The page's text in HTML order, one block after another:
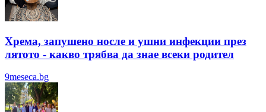
Хрема, запушено носле и ушни инфекции през
лятотo - какво трябва да знае всеки родител
9meseca.bg